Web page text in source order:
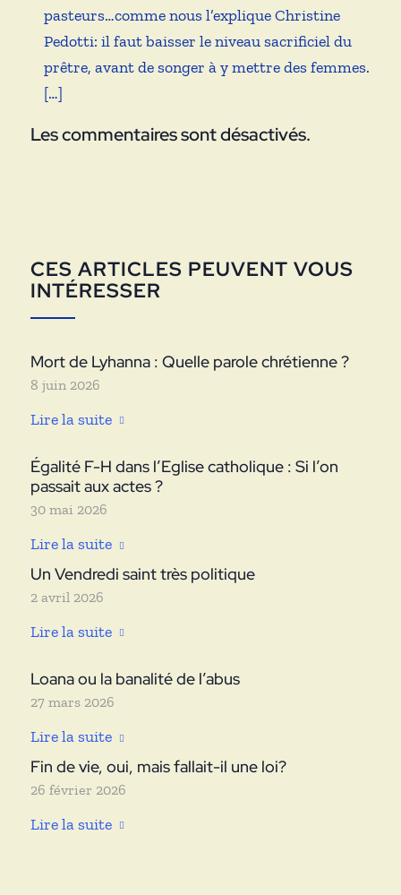
pasteurs…comme nous l’explique Christine
Pedotti: il faut baisser le niveau sacrificiel du
prêtre, avant de songer à y mettre des femmes.
[…]
Les commentaires sont désactivés.
CES ARTICLES PEUVENT VOUS
INTÉRESSER
Mort de Lyhanna : Quelle parole chrétienne ?
8 juin 2026
Lire la suite
Égalité F-H dans l’Eglise catholique : Si l’on
passait aux actes ?
30 mai 2026
Lire la suite
Un Vendredi saint très politique
2 avril 2026
Lire la suite
Loana ou la banalité de l’abus
27 mars 2026
Lire la suite
Fin de vie, oui, mais fallait-il une loi?
26 février 2026
Lire la suite